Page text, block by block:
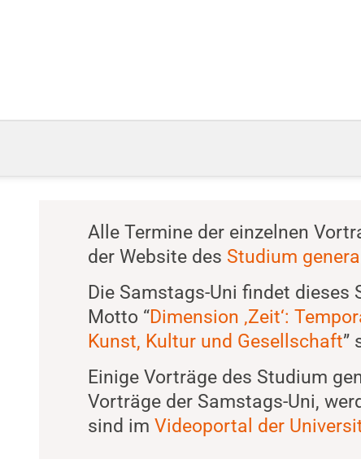
Alle Termine der einzelnen
der Website des Studium
Die Samstags-Uni findet dieses
Motto “Dimension ‚Zeit‘:
Kunst, Kultur und Gesellschaft”
Einige Vorträge des Studium
Vorträge der Samstags-Uni,
sind im Videoportal der